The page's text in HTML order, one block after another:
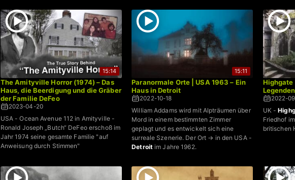
15:14
The Amityville Horror (1974) – Das
Haus, die Beerdigung und die Gräber
der Familie DeFeo
2023-04-20
USA - Ocean Avenue 112 in Amityville -
Ronald Joseph „Butch“ DeFeo erschoß im
Jahr 1974 seine gesamte Familie "auf
Anweisung durch Stimmen"
15:11
Paranormale Orte | USA 1963 – Ein
Haus in Detroit
2022-10-18
William Addams wird mit Alpträumen über
Mord in einem bestimmten Zimmer
geplagt und es entwickelt sich eine
surreale Szenerie. Der Ort → in den USA -
Detroitim Jahre 1962.
Highgate
Legenden
2022-
UK -
Friedhof
britischen